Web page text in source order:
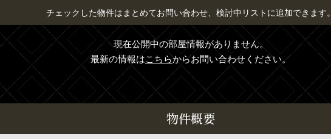
チェックした物件はまとめてお問い合わせ、検討中リストに追加できます。
現在公開中の部屋情報がありません。
最新の情報はこちらからお問い合わせください。
物件概要